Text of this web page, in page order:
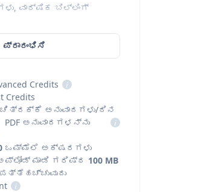
ವಾರ್ಷಿಕ ಬಿಲ್ಲಿಂಗ್
ಪ್ರಾರಂಭಿಸಿ
Credits
i
Credits
ಅನುವಾದಗಳು/ದಿನ
ಅನುವಾದಗಳನ್ನು
i
ಒಮ್ಮೆಲೆ ಅಕ್ಷರಗಳು
ಮಾಡಿ ಗರಿಷ್ಠ 100 MB
i